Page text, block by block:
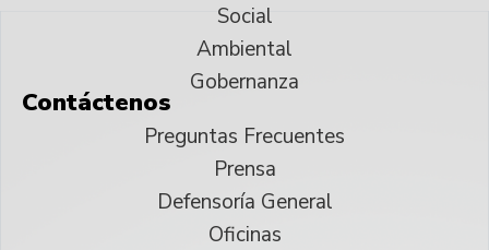
Social
Ambiental
Gobernanza
Contáctenos
Preguntas Frecuentes
Prensa
Defensoría General
Oficinas